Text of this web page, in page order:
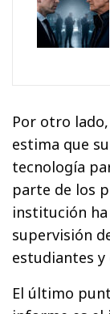
Por otro
estima que
tecnología
parte de los
institución
supervisión
estudiantes y
El último